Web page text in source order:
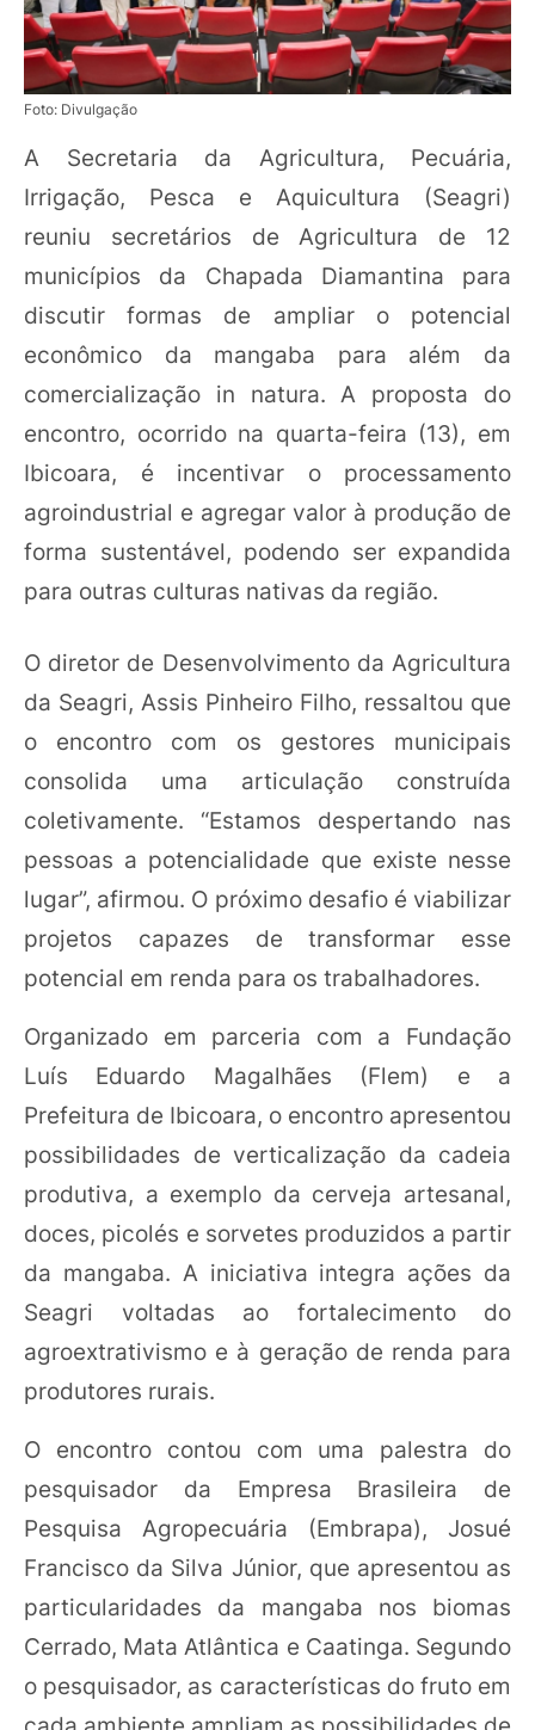
Foto: Divulgação
A Secretaria da Agricultura, Pecuária,
Irrigação, Pesca e Aquicultura (Seagri)
reuniu secretários de Agricultura de 12
municípios da Chapada Diamantina para
discutir formas de ampliar o potencial
econômico da mangaba para além da
comercialização in natura. A proposta do
encontro, ocorrido na quarta-feira (13), em
Ibicoara, é incentivar o processamento
agroindustrial e agregar valor à produção de
forma sustentável, podendo ser expandida
para outras culturas nativas da região.
O diretor de Desenvolvimento da Agricultura
da Seagri, Assis Pinheiro Filho, ressaltou que
o encontro com os gestores municipais
consolida uma articulação construída
coletivamente. “Estamos despertando nas
pessoas a potencialidade que existe nesse
lugar”, afirmou. O próximo desafio é viabilizar
projetos capazes de transformar esse
potencial em renda para os trabalhadores.
Organizado em parceria com a Fundação
Luís Eduardo Magalhães (Flem) e a
Prefeitura de Ibicoara, o encontro apresentou
possibilidades de verticalização da cadeia
produtiva, a exemplo da cerveja artesanal,
doces, picolés e sorvetes produzidos a partir
da mangaba. A iniciativa integra ações da
Seagri voltadas ao fortalecimento do
agroextrativismo e à geração de renda para
produtores rurais.
O encontro contou com uma palestra do
pesquisador da Empresa Brasileira de
Pesquisa Agropecuária (Embrapa), Josué
Francisco da Silva Júnior, que apresentou as
particularidades da mangaba nos biomas
Cerrado, Mata Atlântica e Caatinga. Segundo
o pesquisador, as características do fruto em